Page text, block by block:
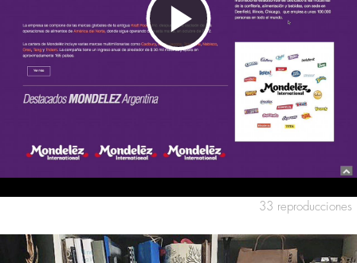
Reproducir
Vídeo
33 reproducciones